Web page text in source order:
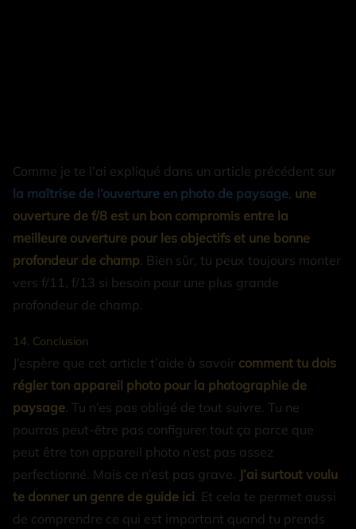
Comme je te l’ai expliqué dans un article précédent sur
la maîtrise de l’ouverture en photo de paysage une
ouverture de f/8 est un bon compromis entre la
meilleure ouverture pour les objectifs et une bonne
profondeur de champ . Bien sûr, tu peux toujours monter
vers f/11, f/13 si besoin pour une plus grande
profondeur de champ.
14. Conclusion
J’espère que cet article t’aide à savoir comment tu dois
régler ton appareil photo pour la photographie de
paysage . Tu n’es pas obligé de tout suivre. Tu ne
pourras peut-être pas configurer tout ça parce que
peut être ton appareil photo n’est pas assez
perfectionné. Mais ce n’est pas grave. J’ai surtout voulu
te donner un genre de guide ici . Et cela te permet aussi
de comprendre ce qui est important quand tu prends